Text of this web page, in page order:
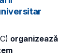
organizează